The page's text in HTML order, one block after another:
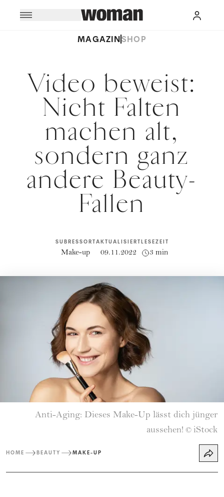
MAGAZINSHOP
Video beweist:
Nicht Falten
machen alt,
sondern ganz
andere Beauty-
Fallen
SUBRESSORT
Make-up
AKTUALISIERT
09.11.2022
LESEZEIT
3 min
Anti-Aging: Dieses Make-Up lässt dich jünger
aussehen! © iStock
HOME BEAUTY MAKE-UP